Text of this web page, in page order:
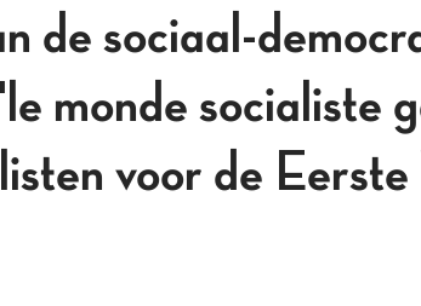
de sociaal-
monde socialiste
voor de